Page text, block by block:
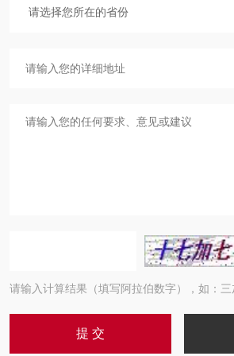
请输入计算结果（填写阿拉伯数字），如：三